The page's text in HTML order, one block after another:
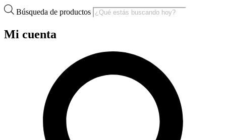
Búsqueda de productos
Mi cuenta